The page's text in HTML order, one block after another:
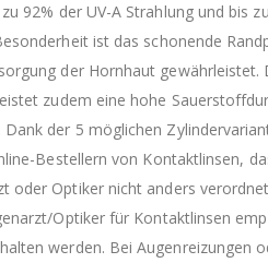
92% der UV-A Strahlung und bis
ist das schonende
der Hornhaut
zudem eine hohe
Dank der 5 möglichen
Bestellern von Kontaktlinsen,
oder Optiker nicht anders
Optiker für Kontaktlinsen
werden. Bei Augenreizungen